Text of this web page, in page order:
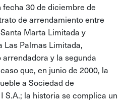
30 de diciembre de
de arrendamiento entre
Marta Limitada y
Palmas Limitada,
y la segunda
que, en junio de 2000, la
a Sociedad de
S.A.; la historia se complica un